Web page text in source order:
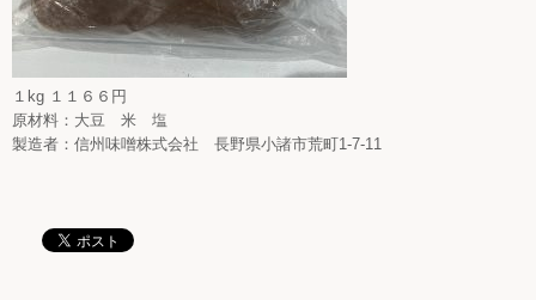
１kg １１６６円
原材料：大豆 米 塩
製造者：信州味噌株式会社 長野県小諸市荒町1-7-11